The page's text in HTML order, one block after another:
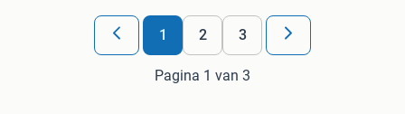
1 2 3
Pagina 1 van 3